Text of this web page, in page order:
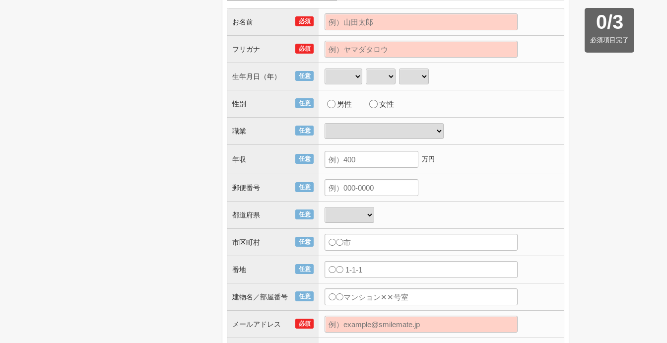
0/3
必須項目完了
必須
お名前
必須
フリガナ
任意
生年月日（年）
任意
性別 男性 女性
任意
職業
任意
年収 万円
任意
郵便番号
任意
都道府県
任意
市区町村
任意
番地
任意
建物名／部屋番号
必須
メールアドレス